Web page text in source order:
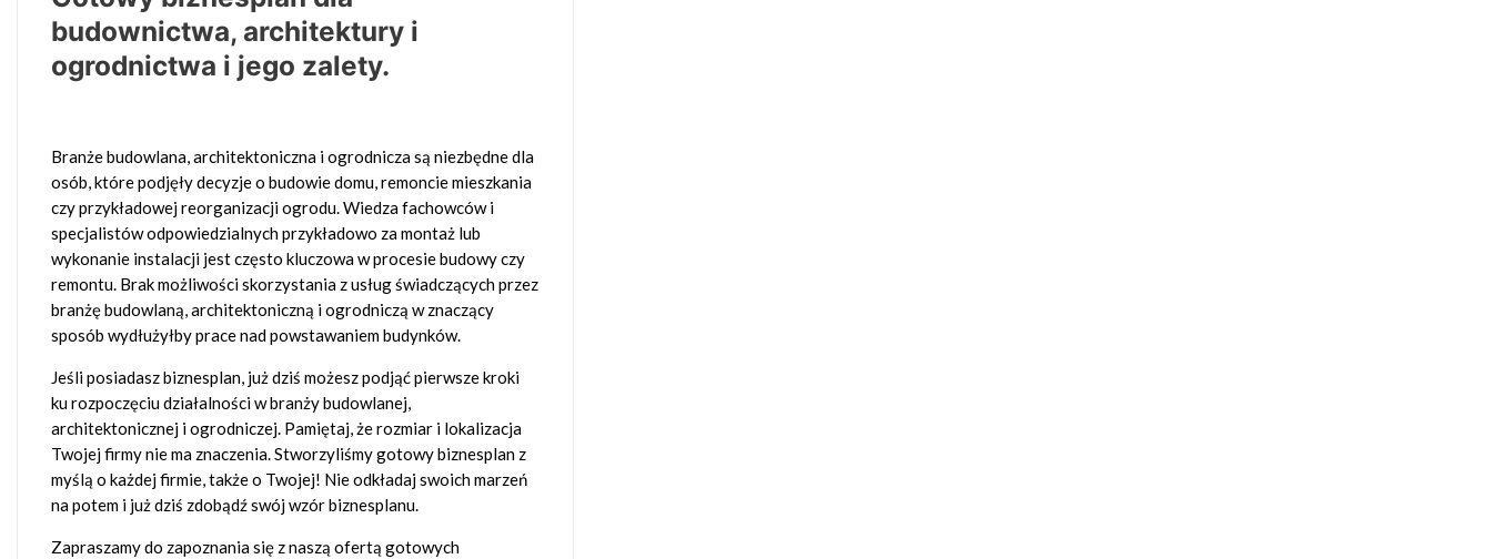
budownictwa, architektury i
ogrodnictwa i jego zalety.
Branże budowlana, architektoniczna i ogrodnicza są niezbędne dla
osób, które podjęły decyzje o budowie domu, remoncie mieszkania
czy przykładowej reorganizacji ogrodu. Wiedza fachowców i
specjalistów odpowiedzialnych przykładowo za montaż lub
wykonanie instalacji jest często kluczowa w procesie budowy czy
remontu. Brak możliwości skorzystania z usług świadczących przez
branżę budowlaną, architektoniczną i ogrodniczą w znaczący
sposób wydłużyłby prace nad powstawaniem budynków.
Jeśli posiadasz biznesplan, już dziś możesz podjąć pierwsze kroki
ku rozpoczęciu działalności w branży budowlanej,
architektonicznej i ogrodniczej. Pamiętaj, że rozmiar i lokalizacja
Twojej firmy nie ma znaczenia. Stworzyliśmy gotowy biznesplan z
myślą o każdej firmie, także o Twojej! Nie odkładaj swoich marzeń
na potem i już dziś zdobądź swój wzór biznesplanu.
Zapraszamy do zapoznania się z naszą ofertą gotowych